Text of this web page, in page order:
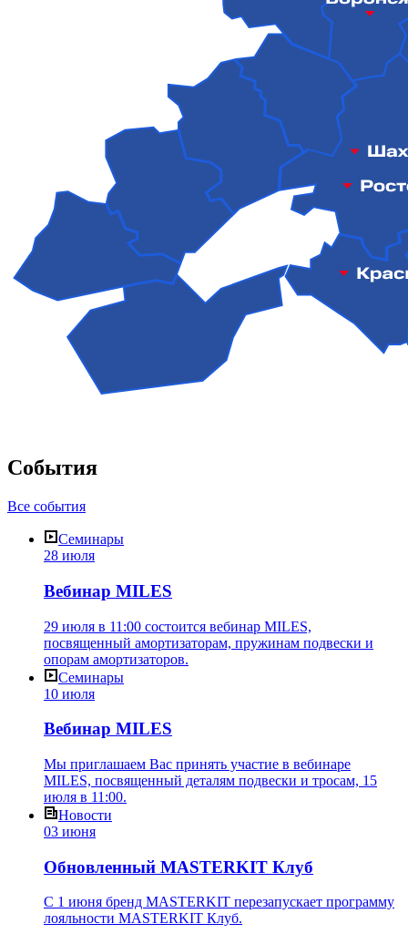
События
Все события
Семинары
28 июля
Вебинар MILES
29 июля в 11:00 состоится вебинар MILES,
посвященный амортизаторам, пружинам подвески и
опорам амортизаторов.
Семинары
10 июля
Вебинар MILES
Мы приглашаем Вас принять участие в вебинаре
MILES, посвященный деталям подвески и тросам, 15
июля в 11:00.
Новости
03 июня
Обновленный MASTERKIT Клуб
С 1 июня бренд MASTERKIT перезапускает программу
лояльности MASTERKIT Клуб.